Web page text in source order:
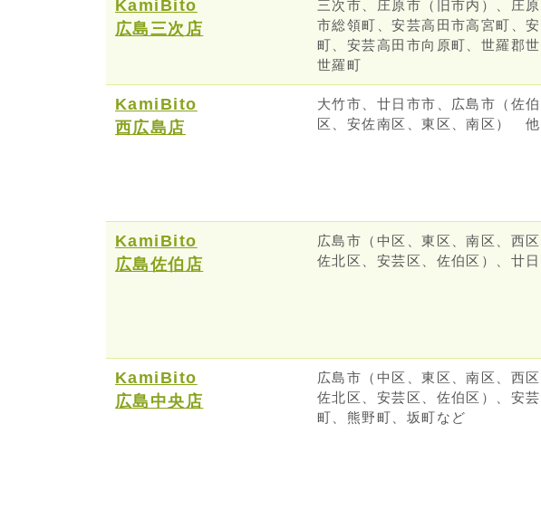
KamiBito
広島三次店
三次市、庄原市（旧市内）、庄
市総領町、安芸高田市高宮町、
町、安芸高田市向原町、世羅郡
世羅町
KamiBito
西広島店
大竹市、廿日市市、広島市（佐
区、安佐南区、東区、南区） 他
KamiBito
広島佐伯店
広島市（中区、東区、南区、西
佐北区、安芸区、佐伯区）、廿
KamiBito
広島中央店
広島市（中区、東区、南区、西
佐北区、安芸区、佐伯区）、安
町、熊野町、坂町など